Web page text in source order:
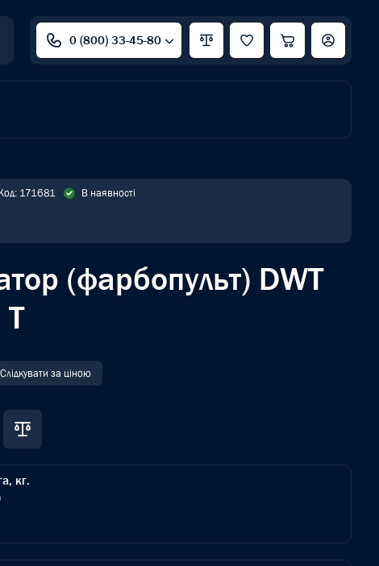
0 (800) 33-45-80
171681 В наявності
(фарбопульт) DWT
Слідкувати за ціною
кг.